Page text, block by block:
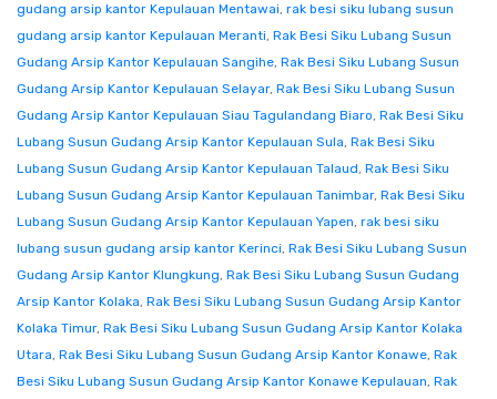
gudang arsip kantor Kepulauan Mentawai, rak besi siku lubang susun
gudang arsip kantor Kepulauan Meranti, Rak Besi Siku Lubang Susun
Gudang Arsip Kantor Kepulauan Sangihe, Rak Besi Siku Lubang Susun
Gudang Arsip Kantor Kepulauan Selayar, Rak Besi Siku Lubang Susun
Gudang Arsip Kantor Kepulauan Siau Tagulandang Biaro, Rak Besi Siku
Lubang Susun Gudang Arsip Kantor Kepulauan Sula, Rak Besi Siku
Lubang Susun Gudang Arsip Kantor Kepulauan Talaud, Rak Besi Siku
Lubang Susun Gudang Arsip Kantor Kepulauan Tanimbar, Rak Besi Siku
Lubang Susun Gudang Arsip Kantor Kepulauan Yapen, rak besi siku
lubang susun gudang arsip kantor Kerinci, Rak Besi Siku Lubang Susun
Gudang Arsip Kantor Klungkung, Rak Besi Siku Lubang Susun Gudang
Arsip Kantor Kolaka, Rak Besi Siku Lubang Susun Gudang Arsip Kantor
Kolaka Timur, Rak Besi Siku Lubang Susun Gudang Arsip Kantor Kolaka
Utara, Rak Besi Siku Lubang Susun Gudang Arsip Kantor Konawe, Rak
Besi Siku Lubang Susun Gudang Arsip Kantor Konawe Kepulauan, Rak